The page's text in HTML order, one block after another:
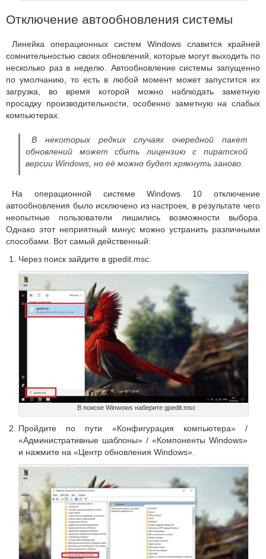
Отключение автообновления системы
Линейка операционных систем Windows славится крайней
сомнительностью своих обновлений, которые могут выходить по
несколько раз в неделю. Автообновление системы запущенно
по умолчанию, то есть в любой момент может запустится их
загрузка, во время которой можно наблюдать заметную
просадку производительности, особенно заметную на слабых
компьютерах.
В некоторых редких случаях очередной пакет
обновлений может сбить лицензию с пиратской
версии Windows, но её можно будет крякнуть заново.
На операционной системе Windows 10 отключение
автообновления было исключено из настроек, в результате чего
неопытные пользователи лишились возможности выбора.
Однако этот неприятный минус можно устранить различными
способами. Вот самый действенный:
Через поиск зайдите в gpedit.msc.
В поиске Winwows наберите gpedit.msc
Пройдите по пути «Конфигурация компьютера» /
«Административные шаблоны» / «Компоненты Windows»
и нажмите на «Центр обновления Windows».